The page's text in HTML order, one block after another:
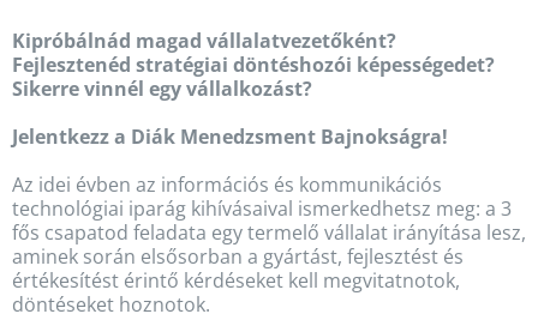
Kipróbálnád magad vállalatvezetőként?
Fejlesztenéd stratégiai döntéshozói képességedet?
Sikerre vinnél egy vállalkozást?
Jelentkezz a Diák Menedzsment Bajnokságra!
Az idei évben az információs és kommunikációs
technológiai iparág kihívásaival ismerkedhetsz meg: a 3
fős csapatod feladata egy termelő vállalat irányítása lesz,
aminek során elsősorban a gyártást, fejlesztést és
értékesítést érintő kérdéseket kell megvitatnotok,
döntéseket hoznotok.